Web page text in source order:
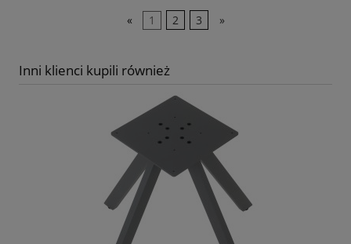
« 1 2 3 »
Inni klienci kupili również